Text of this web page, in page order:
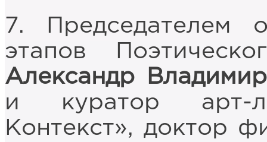
7. Председателем
этапов
Александр
и куратор арт-
Контекст», доктор